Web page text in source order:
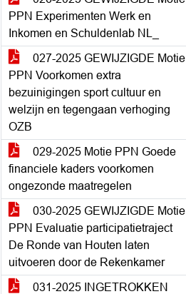
PPN Experimenten Werk en
Inkomen en Schuldenlab NL_
027-2025 GEWIJZIGDE Motie
PPN Voorkomen extra
bezuinigingen sport cultuur en
welzijn en tegengaan verhoging
OZB
029-2025 Motie PPN Goede
financiele kaders voorkomen
ongezonde maatregelen
030-2025 GEWIJZIGDE Motie
PPN Evaluatie participatietraject
De Ronde van Houten laten
uitvoeren door de Rekenkamer
031-2025 INGETROKKEN